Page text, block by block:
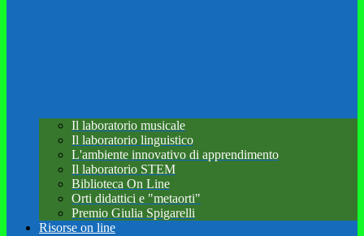
Il laboratorio musicale
Il laboratorio linguistico
L'ambiente innovativo di apprendimento
Il laboratorio STEM
Biblioteca On Line
Orti didattici e "metaorti"
Premio Giulia Spigarelli
Risorse on line